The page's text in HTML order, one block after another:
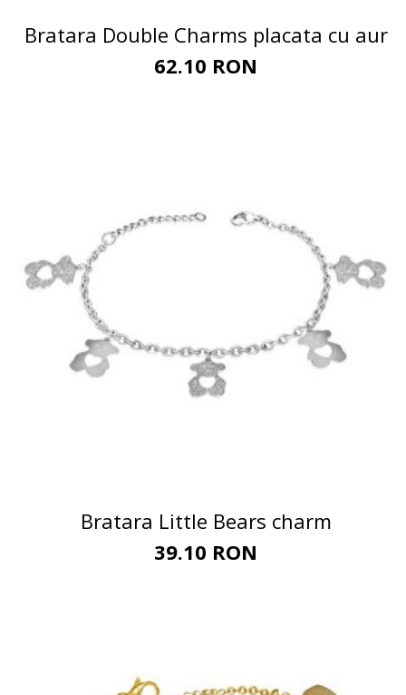
Bratara Double Charms placata cu aur
62.10 RON
Bratara Little Bears charm
39.10 RON